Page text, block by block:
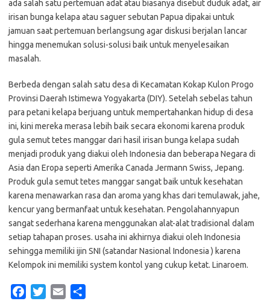
ada salah satu pertemuan adat atau biasanya disebut duduk adat, air
irisan bunga kelapa atau saguer sebutan Papua dipakai untuk
jamuan saat pertemuan berlangsung agar diskusi berjalan lancar
hingga menemukan solusi-solusi baik untuk menyelesaikan
masalah.
Berbeda dengan salah satu desa di Kecamatan Kokap Kulon Progo
Provinsi Daerah Istimewa Yogyakarta (DIY). Setelah sebelas tahun
para petani kelapa berjuang untuk mempertahankan hidup di desa
ini, kini mereka merasa lebih baik secara ekonomi karena produk
gula semut tetes manggar dari hasil irisan bunga kelapa sudah
menjadi produk yang diakui oleh Indonesia dan beberapa Negara di
Asia dan Eropa seperti Amerika Canada Jermann Swiss, Jepang.
Produk gula semut tetes manggar sangat baik untuk kesehatan
karena menawarkan rasa dan aroma yang khas dari temulawak, jahe,
kencur yang bermanfaat untuk kesehatan. Pengolahannyapun
sangat sederhana karena menggunakan alat-alat tradisional dalam
setiap tahapan proses. usaha ini akhirnya diakui oleh Indonesia
sehingga memiliki ijin SNI (satandar Nasional Indonesia ) karena
Kelompok ini memiliki system kontol yang cukup ketat. Linaroem.